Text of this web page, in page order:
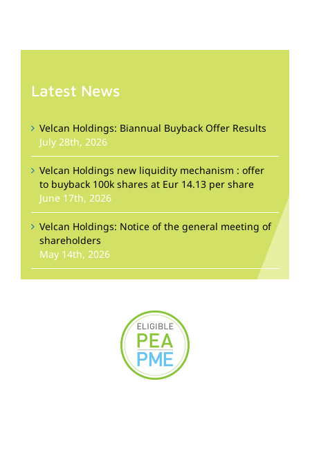
Latest News
Velcan Holdings: Biannual Buyback Offer Results
July 28th, 2026
Velcan Holdings new liquidity mechanism : offer
to buyback 100k shares at Eur 14.13 per share
June 17th, 2026
Velcan Holdings: Notice of the general meeting of
shareholders
May 14th, 2026